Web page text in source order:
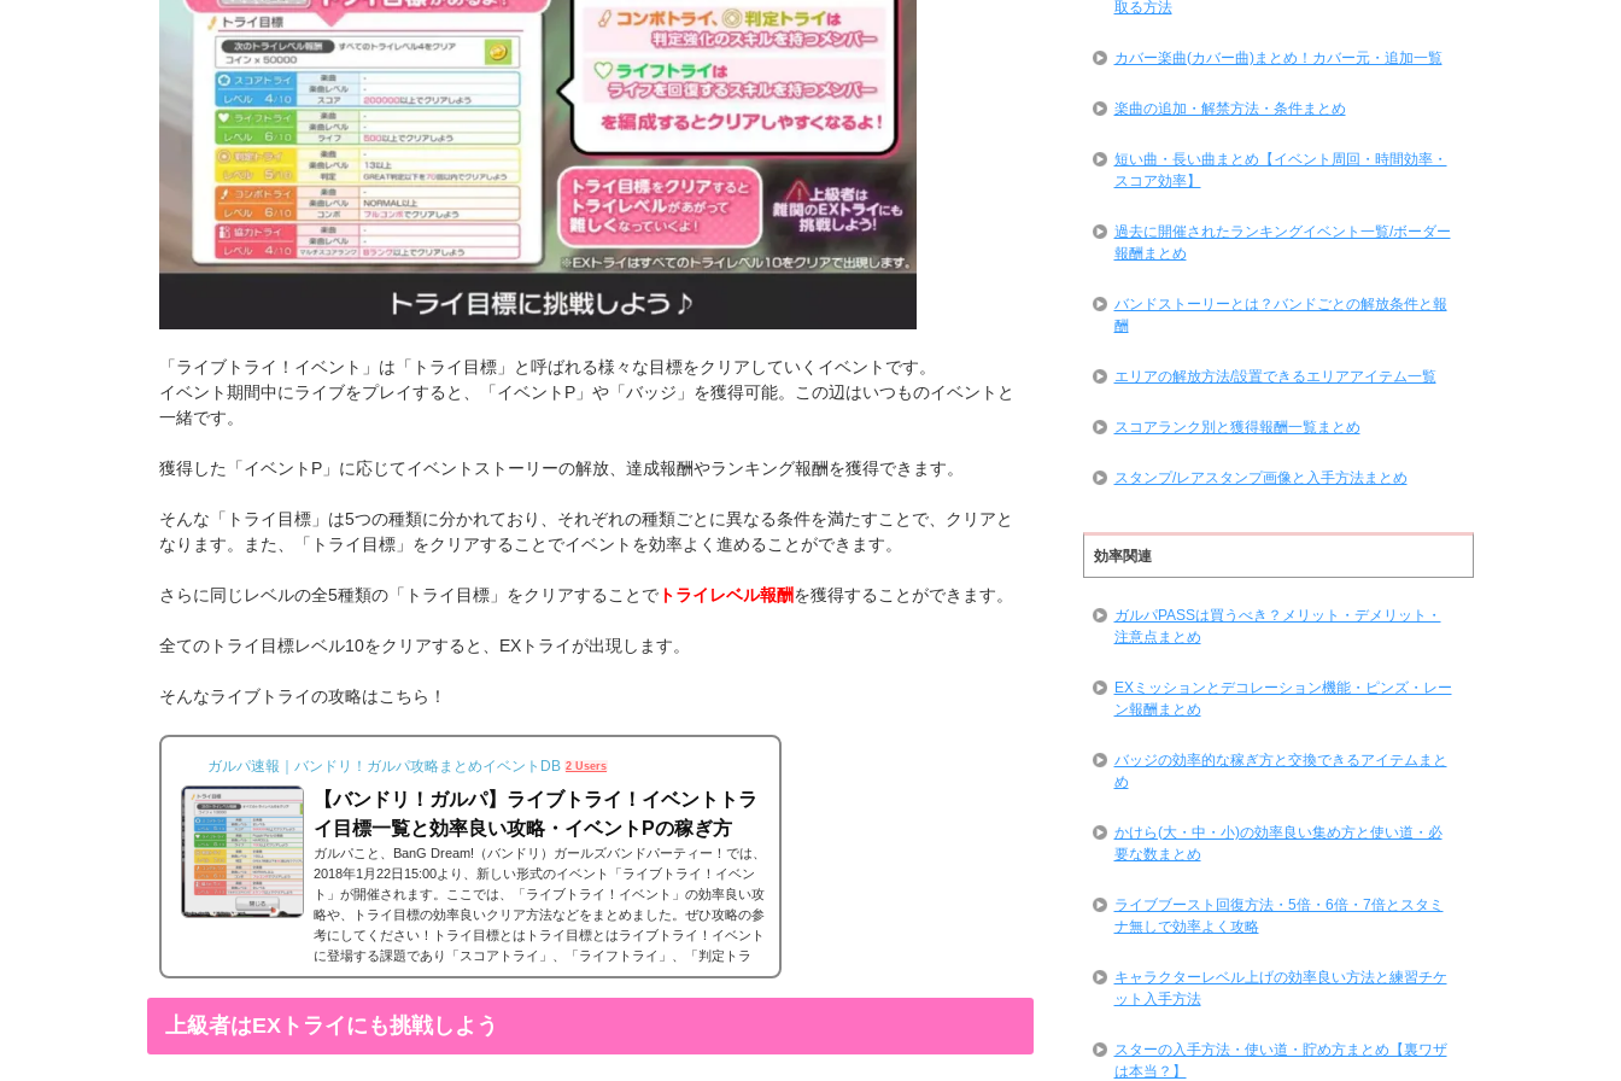
「ライブトライ！イベント」は「トライ目標」と呼ばれる様々な目標をクリアしていくイベントです。
イベント期間中にライブをプレイすると、「イベントP」や「バッジ」を獲得可能。この辺はいつものイベントと
一緒です。
獲得した「イベントP」に応じてイベントストーリーの解放、達成報酬やランキング報酬を獲得できます。
そんな「トライ目標」は5つの種類に分かれており、それぞれの種類ごとに異なる条件を満たすことで、クリアと
なります。また、「トライ目標」をクリアすることでイベントを効率よく進めることができます。
さらに同じレベルの全5種類の「トライ目標」をクリアすることで トライレベル報酬を獲得することができます。
全てのトライ目標レベル10をクリアすると、EXトライが出現します。
そんなライブトライの攻略はこちら！
ガルパ速報｜バンドリ！ガルパ攻略まとめイベントDB 2 Users
【バンドリ！ガルパ】ライブトライ！イベントトラ
イ目標一覧と効率良い攻略・イベントPの稼ぎ方
ガルパこと、BanG Dream!（バンドリ）ガールズバンドパーティー！では、
2018年1月22日15:00より、新しい形式のイベント「ライブトライ！イベン
ト」が開催されます。ここでは、「ライブトライ！イベント」の効率良い攻
略や、トライ目標の効率良いクリア方法などをまとめました。ぜひ攻略の参
考にしてください！トライ目標とはトライ目標とはライブトライ！イベント
に登場する課題であり「スコアトライ」、「ライフトライ」、「判定トラ
イ」、「コンボトライ」、「協力トライ」の全5種類あり、それぞれ指定さ
れた条件をクリアすることで...
上級者はEXトライにも挑戦しよう
取る方法
カバー楽曲(カバー曲)まとめ！カバー元・追加一覧
楽曲の追加・解禁方法・条件まとめ
短い曲・長い曲まとめ【イベント周回・時間効率・
スコア効率】
過去に開催されたランキングイベント一覧/ボーダー
報酬まとめ
バンドストーリーとは？バンドごとの解放条件と報
酬
エリアの解放方法/設置できるエリアアイテム一覧
スコアランク別と獲得報酬一覧まとめ
スタンプ/レアスタンプ画像と入手方法まとめ
効率関連
ガルパPASSは買うべき？メリット・デメリット・
注意点まとめ
EXミッションとデコレーション機能・ピンズ・レー
ン報酬まとめ
バッジの効率的な稼ぎ方と交換できるアイテムまと
め
かけら(大・中・小)の効率良い集め方と使い道・必
要な数まとめ
ライブブースト回復方法・5倍・6倍・7倍とスタミ
ナ無しで効率よく攻略
キャラクターレベル上げの効率良い方法と練習チケ
ット入手方法
スターの入手方法・使い道・貯め方まとめ【裏ワザ
は本当？】